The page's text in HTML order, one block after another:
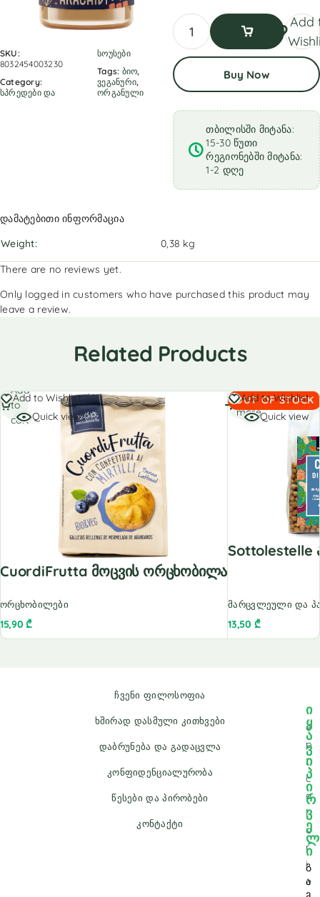
SKU:
8032454003230
Category:
სპრედები და
სოუსები
Tags: ბიო
ვეგანური
ორგანული
To
Cart
Add
Buy Now
თბილისში მიტანა:
15-30 წუთი
რეგიონებში მიტანა:
1-2 დღე
დამატებითი ინფორმაცია
Weight
0,38 kg
There are no reviews yet.
Only logged in customers who have purchased this product may
leave a review.
Related Products
Add to Wishlist
Quick view
CuordiFrutta Მოცვის Ორცხობილა
ორცხობილები
15,90₾
Add
to
cart
OUT OF STOCK
Add to Wishlist
Quick view
Sottolestelle
მარცვლეული და
13,50 ₾
Read
more
ჩვენი ფილოსოფია
ხშირად დასმული კითხვები
დაბრუნება და გადაცვლა
კონფიდენციალურობა
წესები და პირობები
კონტაქტი
e
p
i
c
a
l
o
r
i
e
ი
ყ
ა
ვ
ი
პ
ი
რ
ვ
ე
ლ
ი
გ
ა